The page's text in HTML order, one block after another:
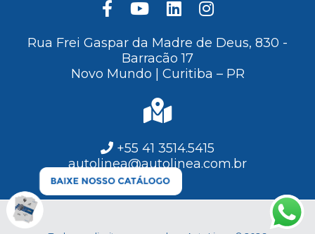
Rua Frei Gaspar da Madre de Deus, 830 -
Barracão 17
Novo Mundo | Curitiba – PR
+55 41 3514.5415
autolinea@autolinea.com.br